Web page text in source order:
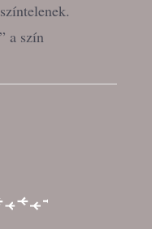
a szín